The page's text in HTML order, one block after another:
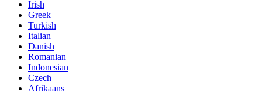
Irish
Greek
Turkish
Italian
Danish
Romanian
Indonesian
Czech
Afrikaans